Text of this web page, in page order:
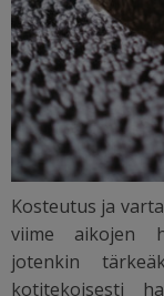
Kosteutus ja
viime aikojen
jotenkin
kotitekoisesti